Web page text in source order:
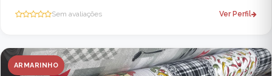
Sem avaliações Ver Perfil
ARMARINHO